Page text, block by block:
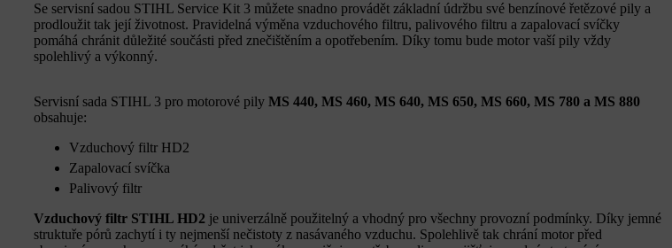
Se servisní sadou STIHL Service Kit 3 můžete snadno provádět základní údržbu své benzínové řetězové pily a
prodloužit tak její životnost. Pravidelná výměna vzduchového filtru, palivového filtru a zapalovací svíčky
pomáhá chránit důležité součásti před znečištěním a opotřebením. Díky tomu bude motor vaší pily vždy
spolehlivý a výkonný.
Servisní sada STIHL 3 pro motorové pily MS 440, MS 460, MS 640, MS 650, MS 660, MS 780 a MS 880
obsahuje:
Vzduchový filtr HD2
Zapalovací svíčka
Palivový filtr
Vzduchový filtr STIHL HD2 je univerzálně použitelný a vhodný pro všechny provozní podmínky. Díky jemné
struktuře pórů zachytí i ty nejmenší nečistoty z nasávaného vzduchu. Spolehlivě tak chrání motor před